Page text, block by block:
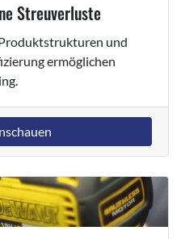
Streuverluste
und
ermöglichen